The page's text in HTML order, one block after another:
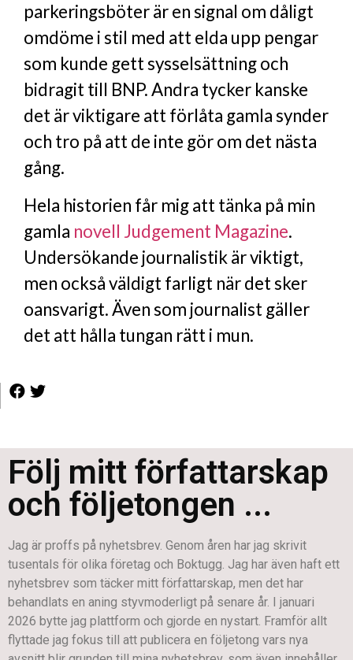
parkeringsböter är en signal om dåligt
omdöme i stil med att elda upp pengar
som kunde gett sysselsättning och
bidragit till BNP. Andra tycker kanske
det är viktigare att förlåta gamla synder
och tro på att de inte gör om det nästa
gång.
Hela historien får mig att tänka på min
gamla novell Judgement Magazine.
Undersökande journalistik är viktigt,
men också väldigt farligt när det sker
oansvarigt. Även som journalist gäller
det att hålla tungan rätt i mun.
Följ mitt författarskap
och följetongen ...
Jag är proffs på nyhetsbrev. Genom åren har jag skrivit
tusentals för olika företag och Boktugg. Jag har även haft ett
nyhetsbrev som täcker mitt författarskap, men det har
behandlats en aning styvmoderligt på senare år. I januari
2026 bytte jag plattform och gjorde en nystart. Framför allt
flyttade jag fokus till att publicera en följetong vars nya